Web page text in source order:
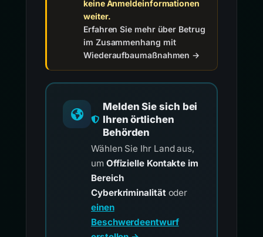
keine Anmeldeinformationen
weiter.
Erfahren Sie mehr über Betrug
im Zusammenhang mit
Wiederaufbaumaßnahmen →
Melden Sie sich bei
Ihren örtlichen
Behörden
Wählen Sie Ihr Land aus,
um Offizielle Kontakte im
Bereich
Cyberkriminalitätoder
einen
Beschwerdeentwurf